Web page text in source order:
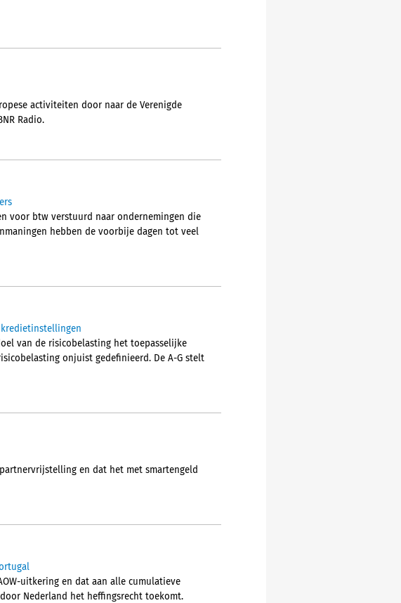
activiteiten door naar de Verenigde
Radio.
voor btw verstuurd naar ondernemingen die
hebben de voorbije dagen tot veel
kredietinstellingen
van de risicobelasting het toepasselijke
onjuist gedefinieerd. De A-G stelt
en dat het met smartengeld
uitkering en dat aan alle cumulatieve
Nederland het heffingsrecht toekomt.